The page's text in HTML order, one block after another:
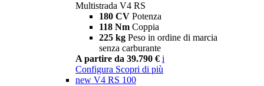
Multistrada V4 RS
180 CV Potenza
118 Nm Coppia
225 kg Peso in ordine di marcia
senza carburante
A partire da 39.790 € i
Configura Scopri di più
new V4 RS 100